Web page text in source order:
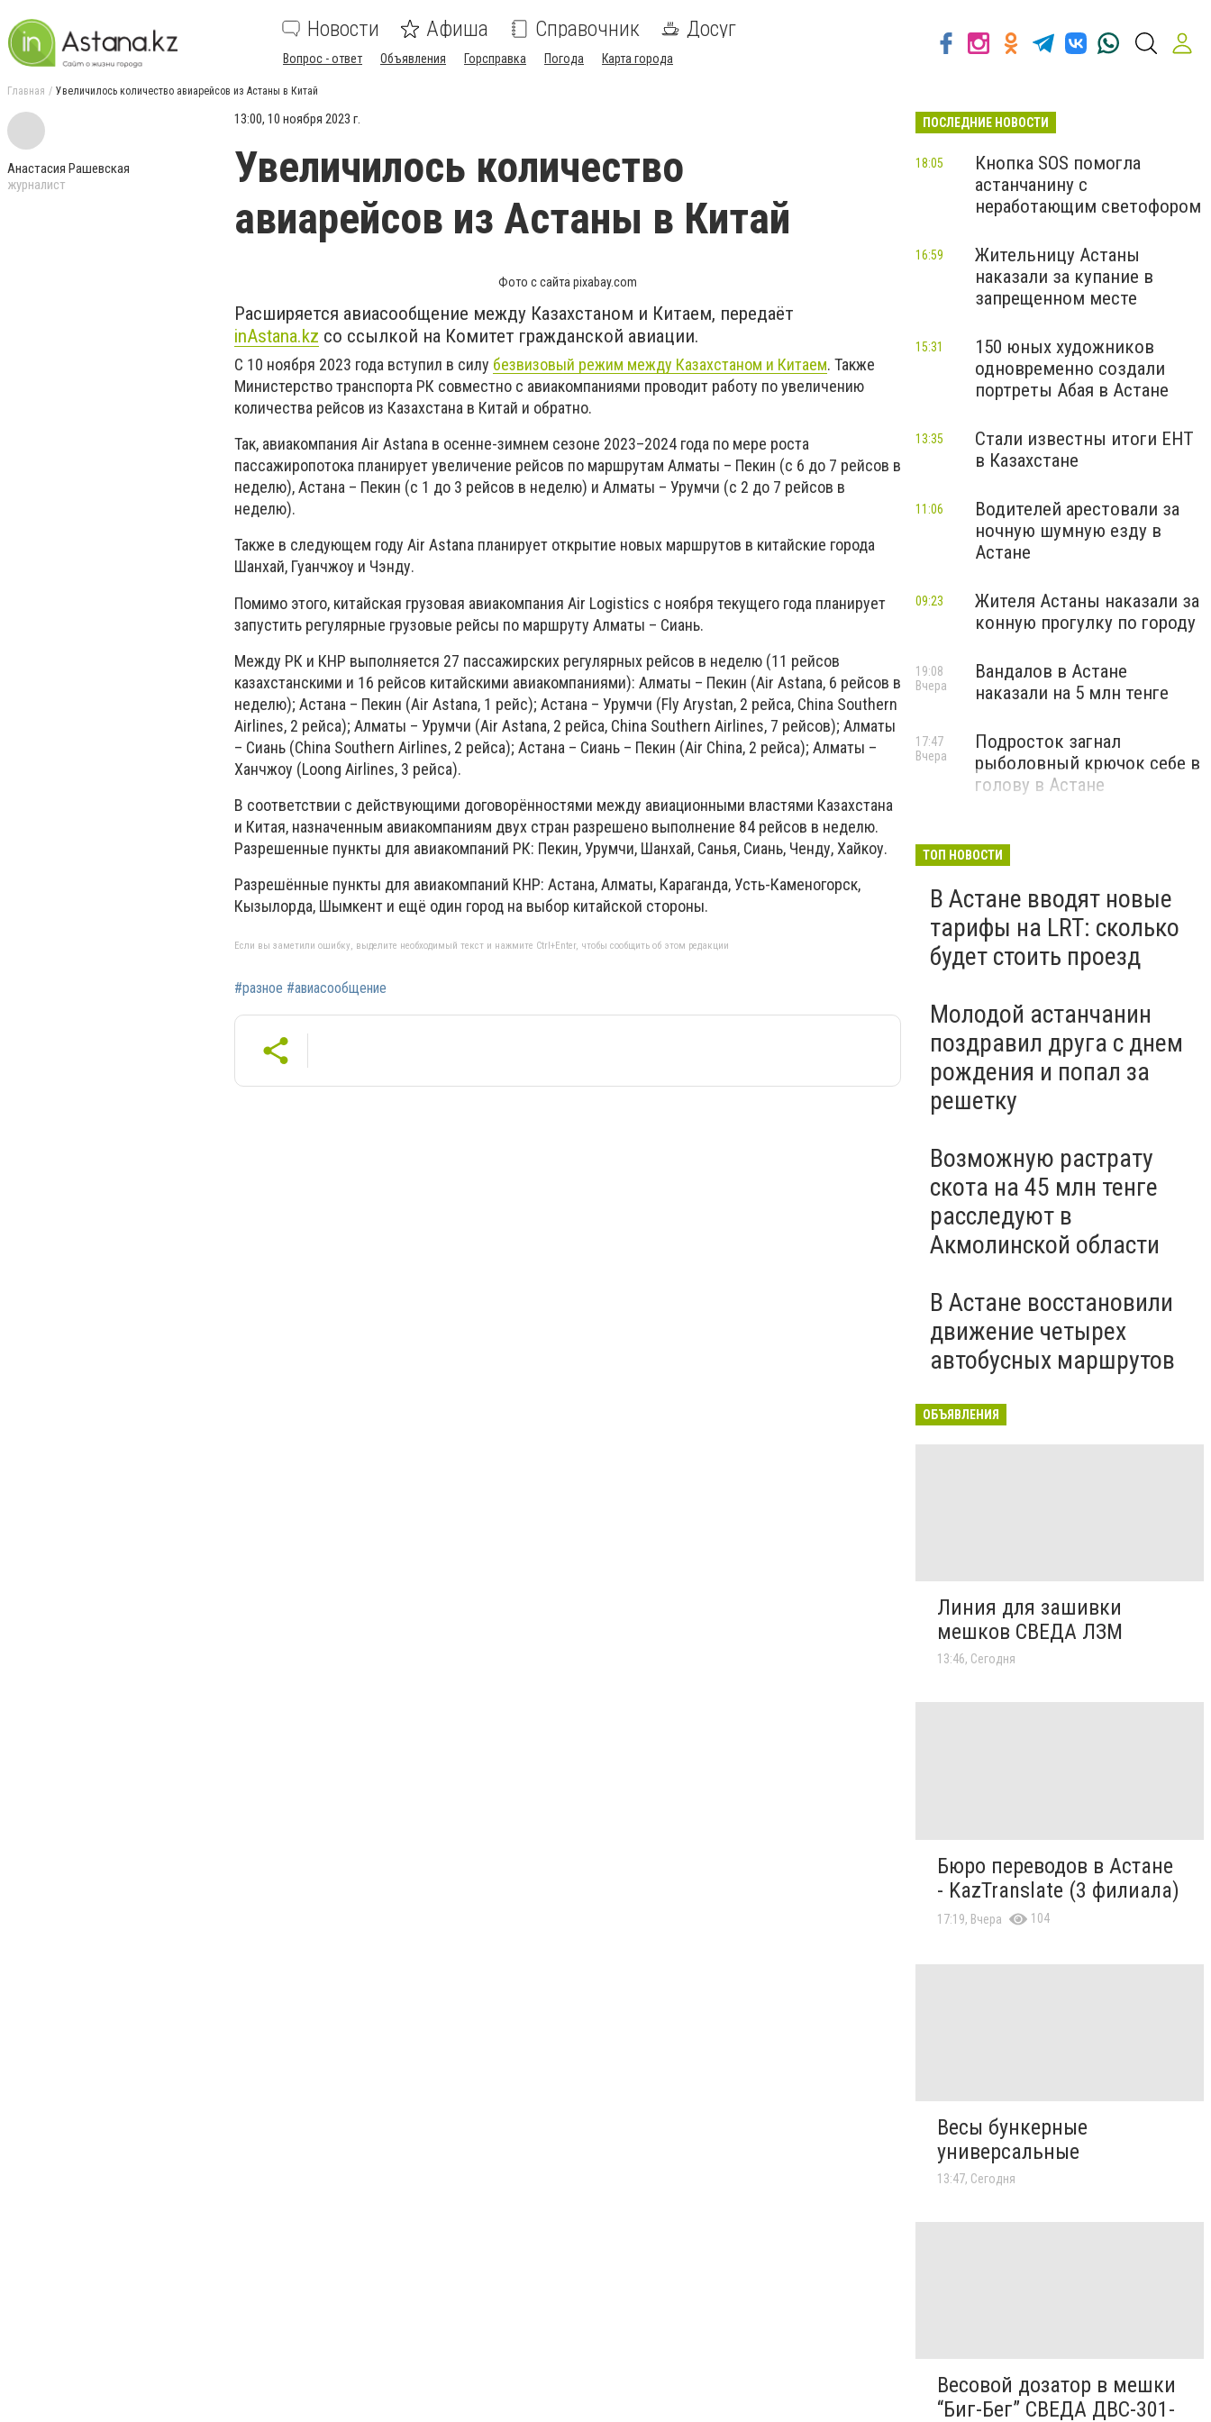
Новости Афиша Справочник Досуг
Вопрос - ответ Объявления Горсправка Погода Карта города
Главная Увеличилось количество авиарейсов из Астаны в Китай
Анастасия Рашевская
журналист
13:00, 10 ноября 2023 г.
Увеличилось количество
авиарейсов из Астаны в Китай
Фото с сайта pixabay.com
Расширяется авиасообщение между Казахстаном и Китаем, передаёт
inАstana.kz со ссылкой на Комитет гражданской авиации.
С 10 ноября 2023 года вступил в силу безвизовый режим между Казахстаном и Китаем. Также
Министерство транспорта РК совместно с авиакомпаниями проводит работу по увеличению
количества рейсов из Казахстана в Китай и обратно.
Так, авиакомпания Air Astana в осенне-зимнем сезоне 2023–2024 года по мере роста
пассажиропотока планирует увеличение рейсов по маршрутам Алматы – Пекин (с 6 до 7 рейсов в
неделю), Астана – Пекин (с 1 до 3 рейсов в неделю) и Алматы – Урумчи (с 2 до 7 рейсов в
неделю).
Также в следующем году Air Astana планирует открытие новых маршрутов в китайские города
Шанхай, Гуанчжоу и Чэнду.
Помимо этого, китайская грузовая авиакомпания Air Logistics с ноября текущего года планирует
запустить регулярные грузовые рейсы по маршруту Алматы – Сиань.
Между РК и КНР выполняется 27 пассажирских регулярных рейсов в неделю (11 рейсов
казахстанскими и 16 рейсов китайскими авиакомпаниями): Алматы – Пекин (Air Astana, 6 рейсов в
неделю); Астана – Пекин (Air Astana, 1 рейс); Астана – Урумчи (Fly Arystan, 2 рейса, China Southern
Airlines, 2 рейса); Алматы – Урумчи (Air Astana, 2 рейса, China Southern Airlines, 7 рейсов); Алматы
– Сиань (China Southern Airlines, 2 рейса); Астана – Сиань – Пекин (Air China, 2 рейса); Алматы –
Ханчжоу (Loong Airlines, 3 рейса).
В соответствии с действующими договорённостями между авиационными властями Казахстана
и Китая, назначенным авиакомпаниям двух стран разрешено выполнение 84 рейсов в неделю.
Разрешенные пункты для авиакомпаний РК: Пекин, Урумчи, Шанхай, Санья, Сиань, Ченду, Хайкоу.
Разрешённые пункты для авиакомпаний КНР: Астана, Алматы, Караганда, Усть-Каменогорск,
Кызылорда, Шымкент и ещё один город на выбор китайской стороны.
Если вы заметили ошибку, выделите необходимый текст и нажмите Ctrl+Enter, чтобы сообщить об этом редакции
#разное #авиасообщение
ПОСЛЕДНИЕ НОВОСТИ
Кнопка SOS помогла
астанчанину с
неработающим светофором
18:05
Жительницу Астаны
наказали за купание в
запрещенном месте
16:59
150 юных художников
одновременно создали
портреты Абая в Астане
15:31
Стали известны итоги ЕНТ
в Казахстане
13:35
Водителей арестовали за
ночную шумную езду в
Астане
11:06
Жителя Астаны наказали за
конную прогулку по городу
09:23
Вандалов в Астане
наказали на 5 млн тенге
19:08
Вчера
Подросток загнал
рыболовный крючок себе в
голову в Астане
17:47
Вчера
ТОП НОВОСТИ
В Астане вводят новые
тарифы на LRT: сколько
будет стоить проезд
Молодой астанчанин
поздравил друга с днем
рождения и попал за
решетку
Возможную растрату
скота на 45 млн тенге
расследуют в
Акмолинской области
В Астане восстановили
движение четырех
автобусных маршрутов
ОБЪЯВЛЕНИЯ
Линия для зашивки
мешков СВЕДА ЛЗМ
13:46, Сегодня
Бюро переводов в Астане
- KazTranslate (3 филиала)
17:19, Вчера 104
Весы бункерные
универсальные
13:47, Сегодня
Весовой дозатор в мешки
“Биг-Бег” СВЕДА ДВС-301-